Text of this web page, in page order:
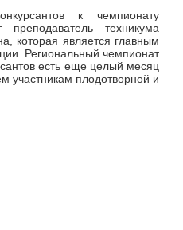
к чемпионату
техникума
которая является главным
Региональный чемпионат
есть еще целый месяц
участникам плодотворной и